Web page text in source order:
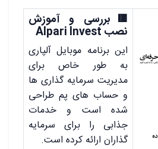
🟥بررسی و آموزش
نصب Alpari Invest
این برنامه موبایل آلپاری
به طور خاص برای
مدیریت سرمایه گذاری ها
و حساب های پم طراحی
شده است و خدمات
جذابی را برای سرمایه
گذاران ارائه کرده است.